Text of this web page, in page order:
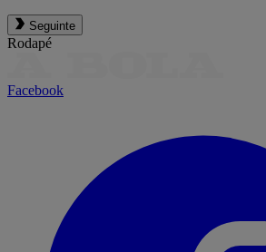
Seguinte
Rodapé
Facebook